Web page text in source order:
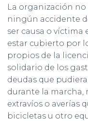
La organización no
ningún accidente
ser causa o
estar cubierto por
propios de la
solidario de los
deudas que
durante la marcha,
extravíos o averías
bicicletas u otro